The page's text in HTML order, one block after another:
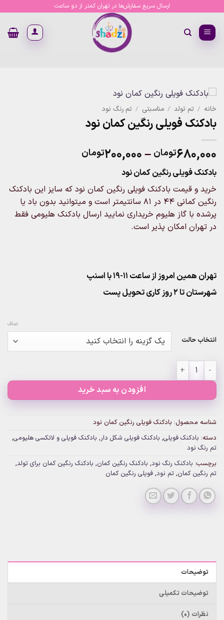
content
ارسال سریع سفارش‌ها در تهران کمتر از دو ساعت
خانه / تم تولد / مناسبتی / تم رنگ نود
بادکنک فویلی رنگین کمان نود
۶۸۰,۰۰۰تومان –۲۰۰,۰۰۰تومان
through
۶۸۰,۰۰۰تومان
بادکنک فویلی رنگین کمان نود
خرید و قیمت بادکنک فویلی رنگین کمان نود که سایز این بادکنک
رنگین کمانی 44 در 81 سانتیمتر است و میتوانید بدون باد یا
پرشده با گاز هلیوم خریداری نمایید ارسال بادکنک هلیومی فقط
در تهران امکان پذیر است.
تهران همین امروز از ساعت ۱۱-۱۹ با اسنپ
شهرستان تا 2 روز کاری تحویل پست
انتخاب حالت
صاف
بادکنک فویلی رنگین کمان نود عدد
افزودن به سبد خرید
شناسه محصول: بادکنک فویلی رنگین کمان نود
دسته: بادکنک فویلی, بادکنک فویلی شکل دار, بادکنک فویلی و لاتکسی هلیومی,
تم رنگ نود
برچسب: بادکنک رنگ نود, بادکنک رنگین کمان, بادکنک رنگین کمان برای تولد,
تم رنگین کمان, تم نود, فویلی رنگین کمان
توضیحات
توضیحات تکمیلی
نظرات (0)